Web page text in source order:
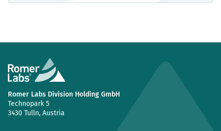
Romer Labs Division Holding GmbH
Technopark 5
3430 Tulln, Austria